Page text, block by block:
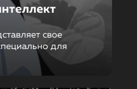
свое
для